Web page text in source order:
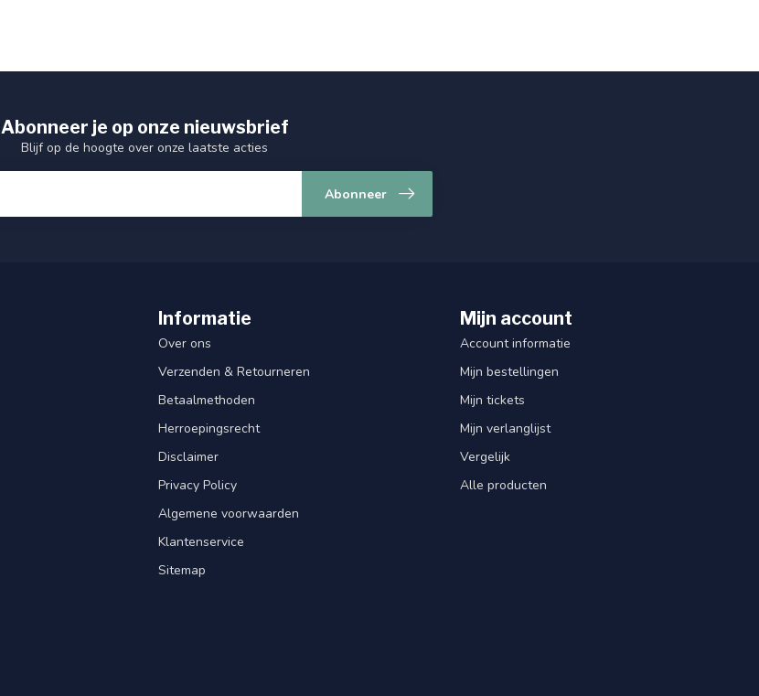
Abonneer je op onze nieuwsbrief
Blijf op de hoogte over onze laatste acties
Abonneer
Informatie
Over ons
Verzenden & Retourneren
Betaalmethoden
Herroepingsrecht
Disclaimer
Privacy Policy
Algemene voorwaarden
Klantenservice
Sitemap
Mijn account
Account informatie
Mijn bestellingen
Mijn tickets
Mijn verlanglijst
Vergelijk
Alle producten